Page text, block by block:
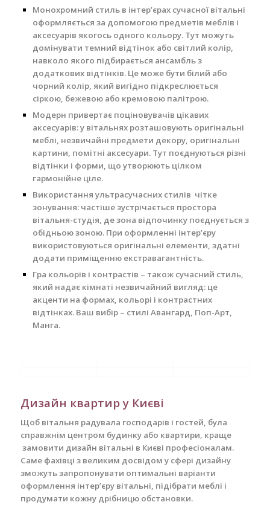
Монохромний стиль в інтер’єрах сучасної вітальні
оформляється за допомогою предметів меблів і
аксесуарів якогось одного кольору. Тут можуть
домінувати темний відтінок або світлий колір,
навколо якого підбирається ансамбль з
додаткових відтінків. Це може бути білий або
чорний колір, який вигідно підкреслюється
сіркою, бежевою або кремовою палітрою.
Модерн привертає поціновувачів цікавих
аксесуарів: у вітальнях розташовують оригінальні
меблі, незвичайні предмети декору, оригінальні
картини, помітні аксесуари. Тут поєднуються різні
відтінки і форми, що утворюють цілком
гармонійне ціле.
Використання ультрасучасних стилів чітке
зонування: частіше зустрічається простора
вітальня-студія, де зона відпочинку поєднується з
обідньою зоною. При оформленні інтер’єру
використовуються оригінальні елементи, здатні
додати приміщенню екстравагантність.
Гра кольорів і контрастів – також сучасний стиль,
який надає кімнаті незвичайний вигляд: це
акценти на формах, кольорі і контрастних
відтінках. Ваш вибір – стилі Авангард, Поп-Арт,
Манга.
Дизайн квартир у Києві
Щоб вітальня радувала господарів і гостей, була
справжнім центром будинку або квартири, краще
замовити дизайн вітальні в Києві професіоналам.
Саме фахівці з великим досвідом у сфері дизайну
зможуть запропонувати оптимальні варіанти
оформлення інтер’єру вітальні, підібрати меблі і
продумати кожну дрібницю обстановки.